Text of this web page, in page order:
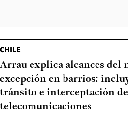
CHILE
Arrau explica alcances del
excepción en barrios:
tránsito e interceptación de
telecomunicaciones